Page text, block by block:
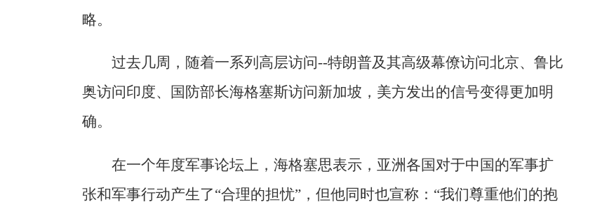
略。
过去几周，随着一系列高层访问--特朗普及其高级幕僚访问北京、鲁比
奥访问印度、国防部长海格塞斯访问新加坡，美方发出的信号变得更加明
确。
在一个年度军事论坛上，海格塞思表示，亚洲各国对于中国的军事扩
张和军事行动产生了“合理的担忧”，但他同时也宣称：“我们尊重他们的抱